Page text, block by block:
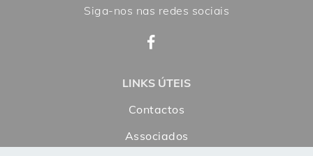
Siga-nos nas redes sociais
LINKS ÚTEIS
Contactos
Associados